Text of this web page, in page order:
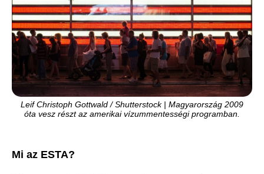
Leif Christoph Gottwald / Shutterstock | Magyarország 2009
óta vesz részt az amerikai vízummentességi programban.
Mi az ESTA?